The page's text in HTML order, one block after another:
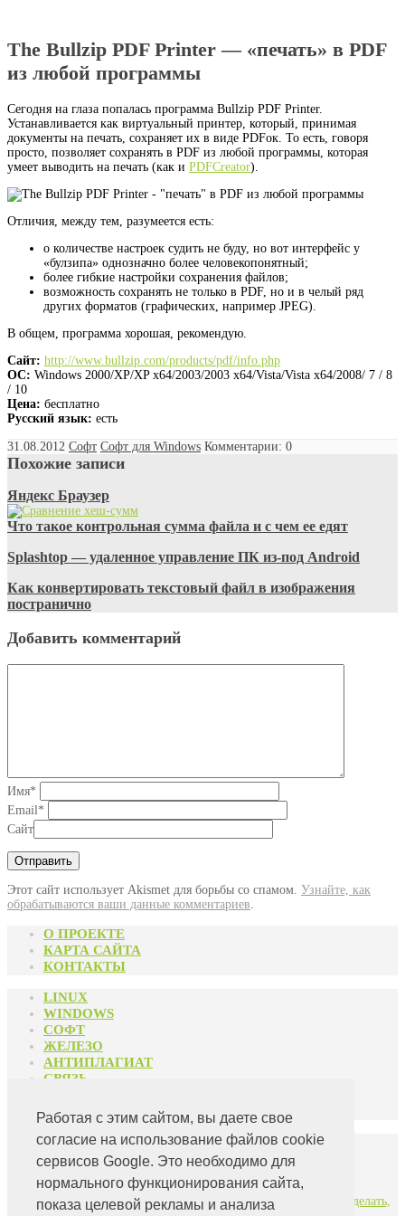
Работая с этим сайтом, вы даете свое
согласие на использование файлов cookie
сервисов Google. Это необходимо для
нормального функционирования сайта,
показа целевой рекламы и анализа
The Bullzip PDF Printer — «печать» в PDF
из любой программы
Сегодня на глаза попалась программа Bullzip PDF Printer.
Устанавливается как виртуальный принтер, который, принимая
документы на печать, сохраняет их в виде PDFок. То есть, говоря
просто, позволяет сохранять в PDF из любой программы, которая
умеет выводить на печать (как и PDFCreator).
Отличия, между тем, разумеется есть:
о количестве настроек судить не буду, но вот интерфейс у
«булзипа» однозначно более человекопонятный;
более гибкие настройки сохранения файлов;
возможность сохранять не только в PDF, но и в челый ряд
других форматов (графических, например JPEG).
В общем, программа хорошая, рекомендую.
Сайт: http://www.bullzip.com/products/pdf/info.php
ОС: Windows 2000/XP/XP x64/2003/2003 x64/Vista/Vista x64/2008/ 7 / 8
/ 10
Цена: бесплатно
Русский язык: есть
31.08.2012 Софт Софт для Windows Комментарии: 0
Похожие записи
Яндекс Браузер
Что такое контрольная сумма файла и с чем ее едят
Splashtop — удаленное управление ПК из-под Android
Как конвертировать текстовый файл в изображения
постранично
Добавить комментарий
Имя*
Email*
Сайт
Этот сайт использует Akismet для борьбы со спамом. Узнайте, как
обрабатываются ваши данные комментариев
О ПРОЕКТЕ
КАРТА САЙТА
КОНТАКТЫ
LINUX
WINDOWS
СОФТ
ЖЕЛЕЗО
АНТИПЛАГИАТ
СВЯЗЬ
АРХИВ
Свежие статьи:
Мой опыт оптимизации Windows 10
Оптимизация презентаций PowerPoint в формате PPTX
Единственная настройка, которую действительно надо сделать,